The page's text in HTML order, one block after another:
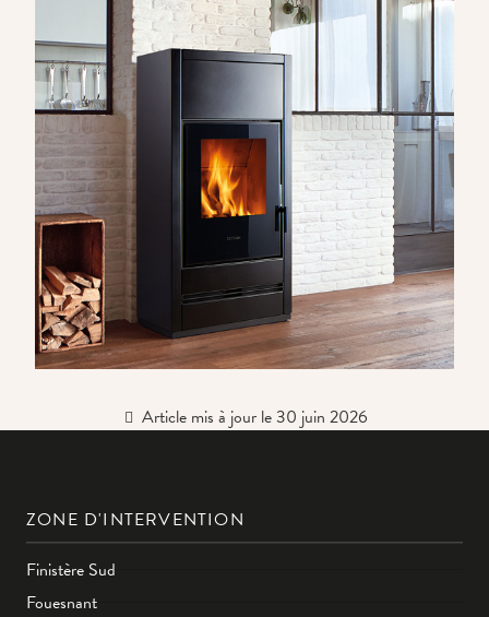
Article mis à jour le 30 juin 2026
ZONE D'INTERVENTION
Finistère Sud
Fouesnant